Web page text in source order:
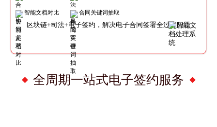
智能文档对比 合同关键词抽取
全周期一站式电子签约服务
区块链+司法+电子签约，解决电子合同签署全过程问题